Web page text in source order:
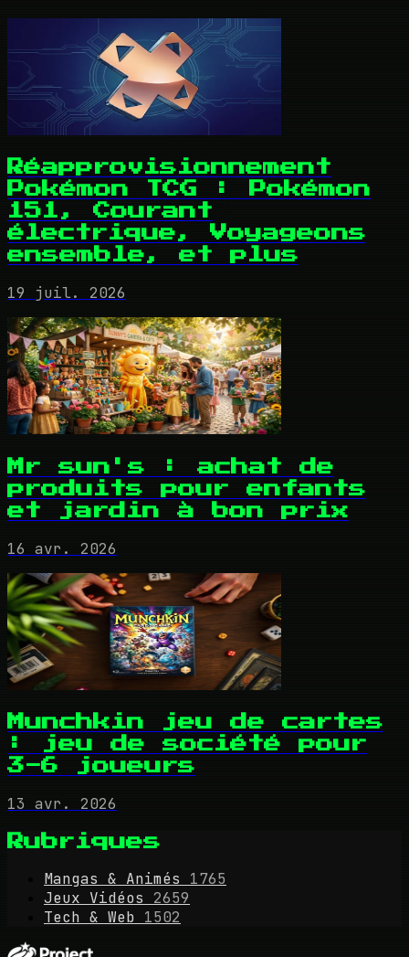
Réapprovisionnement
Pokémon TCG : Pokémon
151, Courant
électrique, Voyageons
ensemble, et plus
19 juil. 2026
Mr sun's : achat de
produits pour enfants
et jardin à bon prix
16 avr. 2026
Munchkin jeu de cartes
: jeu de société pour
3-6 joueurs
13 avr. 2026
Rubriques
Mangas & Animés
1765
Jeux Vidéos
2659
Tech & Web 1502